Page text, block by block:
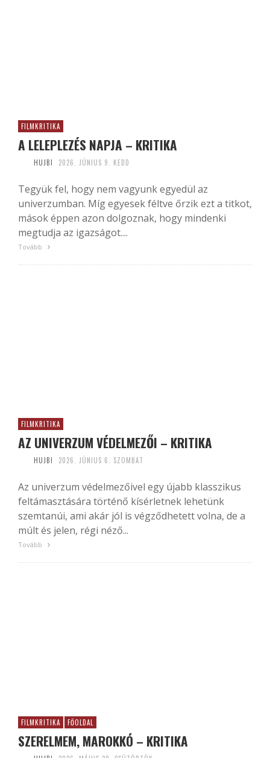
FILMKRITIKA
A LELEPLEZÉS NAPJA – KRITIKA
HUJBI 2026. JÚNIUS 9. KEDD
Tegyük fel, hogy nem vagyunk egyedül az
univerzumban. Míg egyesek féltve őrzik ezt a titkot,
mások éppen azon dolgoznak, hogy mindenki
megtudja az igazságot....
Tovább
FILMKRITIKA
AZ UNIVERZUM VÉDELMEZŐI – KRITIKA
HUJBI 2026. JÚNIUS 6. SZOMBAT
Az univerzum védelmezőivel egy újabb klasszikus
feltámasztására történő kísérletnek lehetünk
szemtanúi, ami akár jól is végződhetett volna, de a
múlt és jelen, régi néző...
Tovább
FILMKRITIKA FŐOLDAL
SZERELMEM, MAROKKÓ – KRITIKA